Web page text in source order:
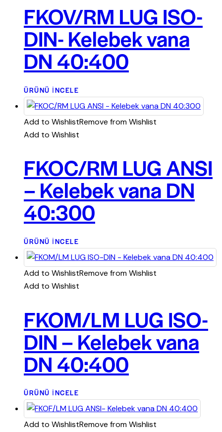
FKOV/RM LUG ISO-
DIN- Kelebek vana
DN 40:400
ÜRÜNÜ İNCELE
Add to WishlistRemove from Wishlist
Add to Wishlist
FKOC/RM LUG ANSI
– Kelebek vana DN
40:300
ÜRÜNÜ İNCELE
Add to WishlistRemove from Wishlist
Add to Wishlist
FKOM/LM LUG ISO-
DIN – Kelebek vana
DN 40:400
ÜRÜNÜ İNCELE
Add to WishlistRemove from Wishlist